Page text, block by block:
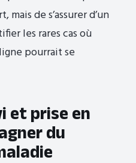
de s’assurer d’un
les rares cas où
pourrait se
et prise en
du